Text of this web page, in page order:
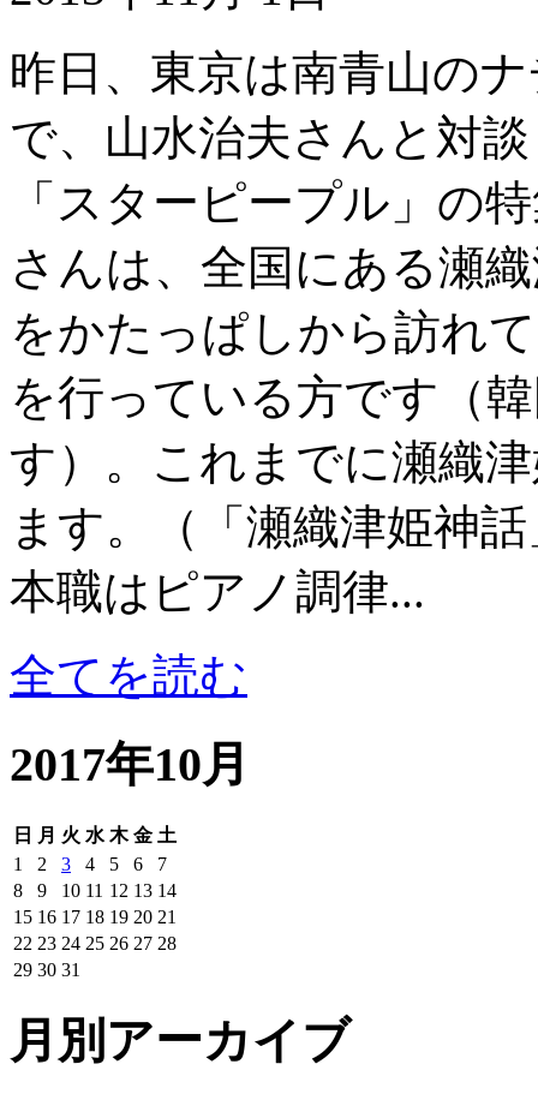
昨日、東京は南青山の
で、山水治夫さんと対
「スターピープル」の
さんは、全国にある瀬
をかたっぱしから訪れ
を行っている方です（
す）。これまでに瀬織
ます。（「瀬織津姫神
本職はピアノ調律...
全てを読む
2017年10月
日 月 火 水 木 金 土
1
2 3 4 5 6
7
8
9 10 11 12 13 14
15 16 17 18 19 20 21
22 23 24 25 26 27 28
29 30 31
月別アーカイブ